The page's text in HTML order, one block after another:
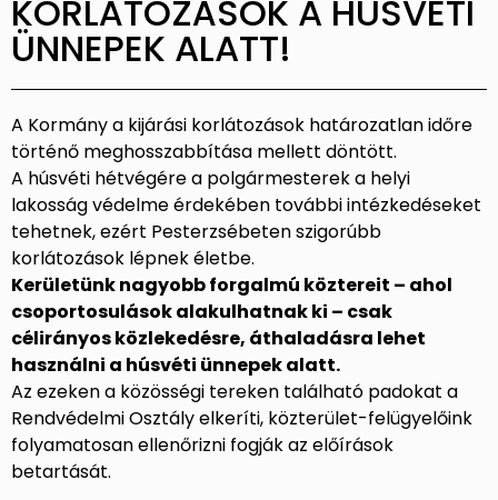
KORLÁTOZÁSOK A HÚSVÉTI
ÜNNEPEK ALATT!
A Kormány a kijárási korlátozások határozatlan időre
történő meghosszabbítása mellett döntött.
A húsvéti hétvégére a polgármesterek a helyi
lakosság védelme érdekében további intézkedéseket
tehetnek, ezért Pesterzsébeten szigorúbb
korlátozások lépnek életbe.
Kerületünk nagyobb forgalmú köztereit – ahol
csoportosulások alakulhatnak ki – csak
célirányos közlekedésre, áthaladásra lehet
használni a húsvéti ünnepek alatt.
Az ezeken a közösségi tereken található padokat a
Rendvédelmi Osztály elkeríti, közterület-felügyelőink
folyamatosan ellenőrizni fogják az előírások
betartását.